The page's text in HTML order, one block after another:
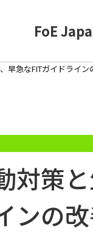
FoE
早急なFITガイドライン
対策
ンの